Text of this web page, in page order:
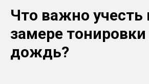
Что важно учесть
замере тонировки
дождь?